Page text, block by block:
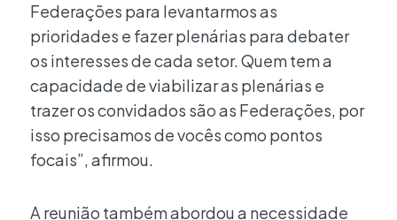
Federações para levantarmos as
prioridades e fazer plenárias para debater
os interesses de cada setor. Quem tem a
capacidade de viabilizar as plenárias e
trazer os convidados são as Federações, por
isso precisamos de vocês como pontos
focais”, afirmou.
A reunião também abordou a necessidade